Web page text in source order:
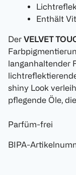
Enthält
Der VELVET
langanhaltender
shiny Look
pflegende Öle,
Parfüm-frei
BIPA-